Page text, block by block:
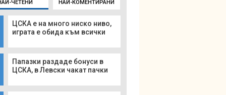
ЧЕТЕНИ НАЙ-КОМЕНТИРАНИ
ЦСКА е на много ниско ниво,
играта е обида към всички
Папазки раздаде бонуси в
ЦСКА, в Левски чакат пачки